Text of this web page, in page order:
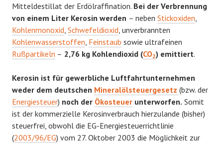
Mitteldestillat der Erdölraffination. Bei der Verbrennung
von einem Liter Kerosin werden – neben Stickoxiden
Kohlenmonoxid Schwefeldioxid , unverbrannten
Kohlenwasserstoffen Feinstaub sowie ultrafeinen
Rußpartikeln – 2,76 kg Kohlendioxid (CO2) emittiert.
Kerosin ist für gewerbliche Luftfahrtunternehmen
weder dem deutschen Mineralölsteuergesetz (bzw. der
Energiesteuer) noch der Ökosteuer unterworfen. Somit
ist der kommerzielle Kerosinverbrauch hierzulande (bisher)
steuerfrei, obwohl die EG-Energiesteuerrichtlinie
(2003/96/EG) vom 27. Oktober 2003 die Möglichkeit zur